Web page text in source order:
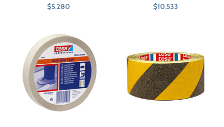
$5.280 $10.533